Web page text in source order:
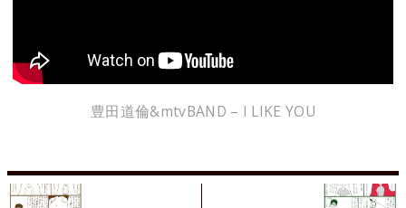
豊田道倫&mtvBAND – I LIKE YOU